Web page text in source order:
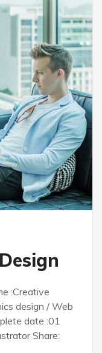
:Creative
design / Web
date :01
Share: